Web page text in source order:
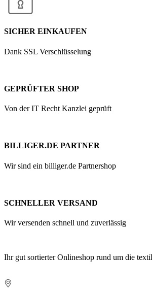
SICHER EINKAUFEN
Dank SSL Verschlüsselung
GEPRÜFTER SHOP
Von der IT Recht Kanzlei geprüft
BILLIGER.DE PARTNER
Wir sind ein billiger.de Partnershop
SCHNELLER VERSAND
Wir versenden schnell und zuverlässig
Ihr gut sortierter Onlineshop rund um die